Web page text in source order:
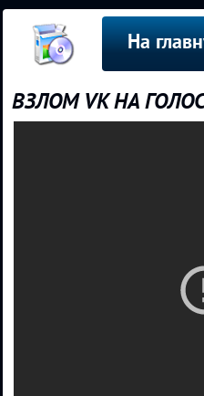
На
ВЗЛОМ VK НА